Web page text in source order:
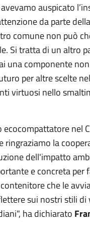
auspicato
da parte
comune non può
Si tratta di un altro
componente
per altre scelte
virtuosi nello
nel
la
dell'impatto
e concreta per
che le
sui nostri stili di
ha dichiarato